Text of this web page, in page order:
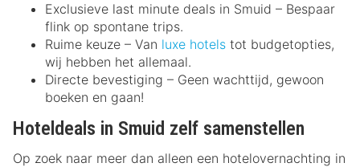
Exclusieve last minute deals in Smuid – Bespaar
flink op spontane trips.
Ruime keuze – Van luxe hotels tot budgetopties,
wij hebben het allemaal.
Directe bevestiging – Geen wachttijd, gewoon
boeken en gaan!
Hoteldeals in Smuid zelf samenstellen
Op zoek naar meer dan alleen een hotelovernachting in